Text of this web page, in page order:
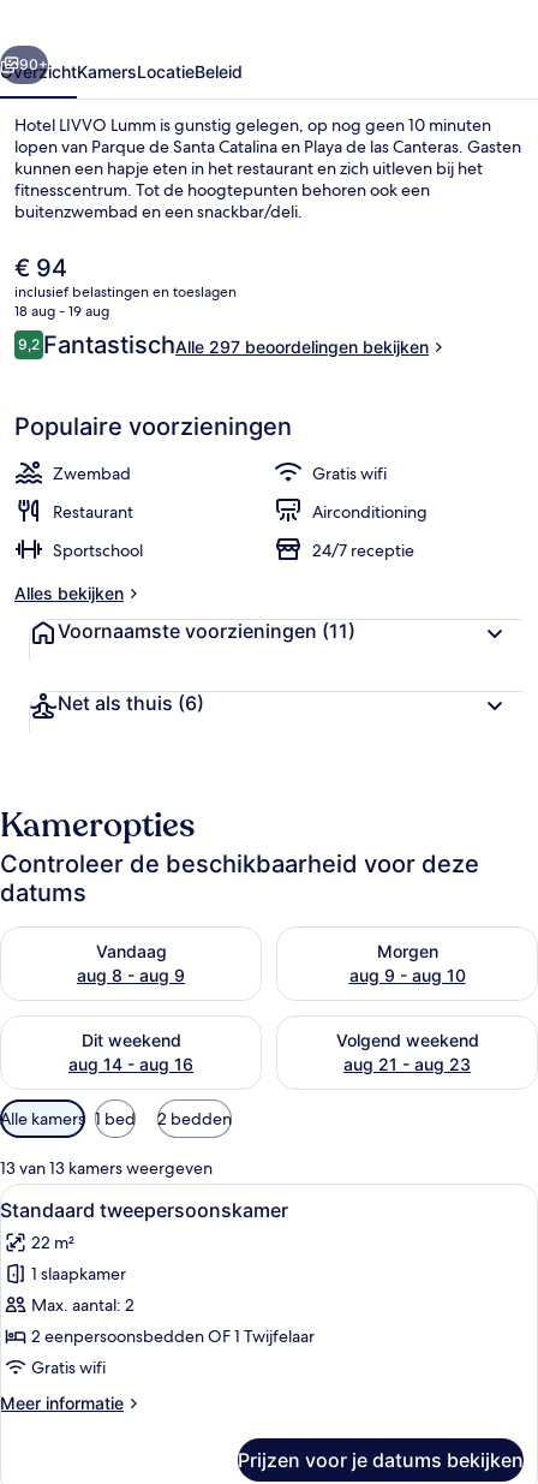
Volgende
90+
OverzichtKamersLocatieBeleid
Hotel LIVVO Lumm is gunstig gelegen, op nog geen 10 minuten
lopen van Parque de Santa Catalina en Playa de las Canteras. Gasten
kunnen een hapje eten in het restaurant en zich uitleven bij het
fitnesscentrum. Tot de hoogtepunten behoren ook een
buitenzwembad en een snackbar/deli.
De
huidige
prijs
is
€ 94
€ 94
inclusief belastingen en toeslagen
18 aug - 19 aug
Beoordelingen
9,29,2 op 10 –
FantastischAlle 297 beoordelingen bekijken
Populaire voorzieningen
Zwembad
Gratis wifi
Restaurant
Airconditioning
Sportschool
24/7 receptie
Alles bekijken
Voornaamste voorzieningen (11)
Net als thuis (6)
Kameropties
Controleer de beschikbaarheid voor deze
datums
Vandaag
aug 8 - aug 9
De beschikbaarheid controleren voor vanavond aug 8 - aug 9
Morgen
aug 9 - aug 10
De beschikbaarheid
Dit weekend
aug 14 - aug 16
De beschikbaarheid controleren voor dit weekend aug 14 -
Volgend weekend
aug 21 - aug 23
De beschikbaarheid
Beschikbare
filters
voor
kamers
Alle kamers 1 bed 2 bedden
13 van 13 kamers weergeven
Alle
foto's
voor
Standaard
tweepersoonskamer
laden
Een hotelkamer met twee bedden,
12
Standaard tweepersoonskamer
22 m²
1 slaapkamer
Max. aantal: 2
2 eenpersoonsbedden OF 1 Twijfelaar
Gratis wifi
Meer informatie
Meer
Prijzen voor je datums bekijken